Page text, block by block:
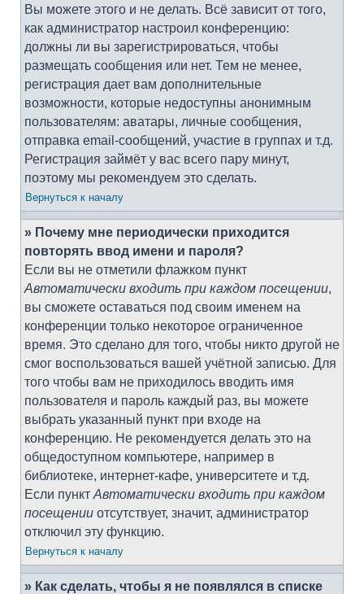
Вы можете этого и не делать. Всё зависит от того,
как администратор настроил конференцию:
должны ли вы зарегистрироваться, чтобы
размещать сообщения или нет. Тем не менее,
регистрация дает вам дополнительные
возможности, которые недоступны анонимным
пользователям: аватары, личные сообщения,
отправка email-сообщений, участие в группах и т.д.
Регистрация займёт у вас всего пару минут,
поэтому мы рекомендуем это сделать.
Вернуться к началу
» Почему мне периодически приходится
повторять ввод имени и пароля?
Если вы не отметили флажком пункт
Автоматически входить при каждом посещении,
вы сможете оставаться под своим именем на
конференции только некоторое ограниченное
время. Это сделано для того, чтобы никто другой не
смог воспользоваться вашей учётной записью. Для
того чтобы вам не приходилось вводить имя
пользователя и пароль каждый раз, вы можете
выбрать указанный пункт при входе на
конференцию. Не рекомендуется делать это на
общедоступном компьютере, например в
библиотеке, интернет-кафе, университете и т.д.
Если пункт Автоматически входить при каждом
посещении отсутствует, значит, администратор
отключил эту функцию.
Вернуться к началу
» Как сделать, чтобы я не появлялся в списке